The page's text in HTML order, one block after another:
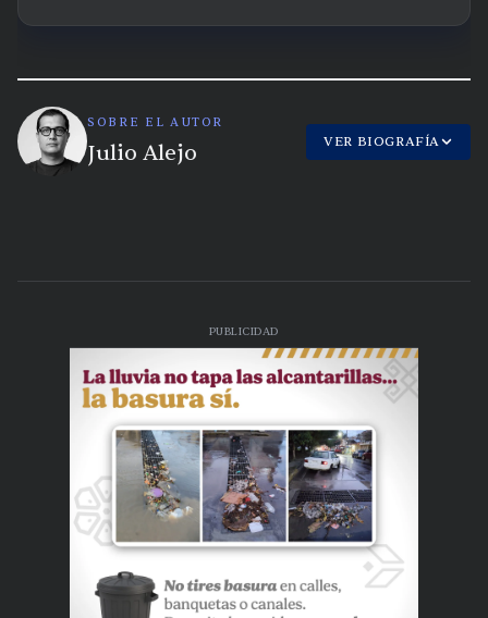
SOBRE EL AUTOR
Julio Alejo VER BIOGRAFÍA
PUBLICIDAD